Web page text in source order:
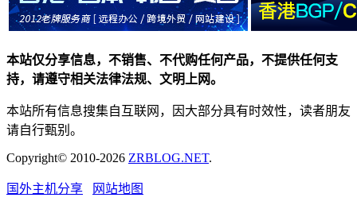
本站仅分享信息，不销售、不代购任何产品，不提供任何支
持，请遵守相关法律法规、文明上网。
本站所有信息搜集自互联网，因大部分具有时效性，读者朋友
请自行甄别。
Copyright© 2010-2026 ZRBLOG.NET.
国外主机分享 网站地图